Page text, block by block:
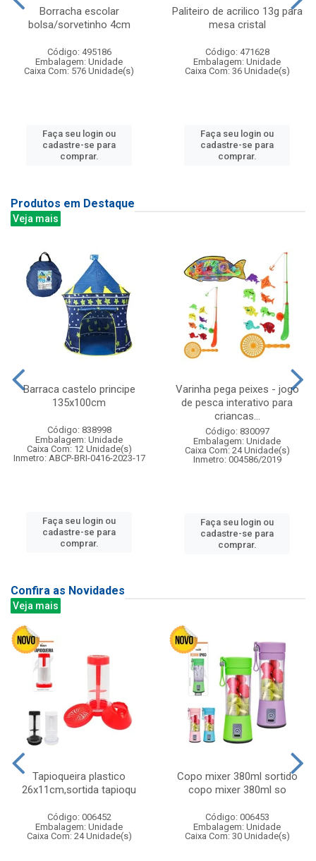
Borracha escolar
bolsa/sorvetinho 4cm
Código: 495186
Embalagem: Unidade
Caixa Com: 576 Unidade(s)
Faça seu login ou
cadastre-se para
comprar.
Paliteiro de acrilico 13g para
mesa cristal
Código: 471628
Embalagem: Unidade
Caixa Com: 36 Unidade(s)
Faça seu login ou
cadastre-se para
comprar.
Produtos em Destaque
Veja mais
Barraca castelo principe
135x100cm
Código: 838998
Embalagem: Unidade
Caixa Com: 12 Unidade(s)
Inmetro: ABCP-BRI-0416-2023-17
Faça seu login ou
cadastre-se para
comprar.
Varinha pega peixes - jogo
de pesca interativo para
criancas...
Código: 830097
Embalagem: Unidade
Caixa Com: 24 Unidade(s)
Inmetro: 004586/2019
Faça seu login ou
cadastre-se para
comprar.
Confira as Novidades
Veja mais
Tapioqueira plastico
26x11cm,sortida tapioqu
Código: 006452
Embalagem: Unidade
Caixa Com: 24 Unidade(s)
Copo mixer 380ml sortido
copo mixer 380ml so
Código: 006453
Embalagem: Unidade
Caixa Com: 30 Unidade(s)